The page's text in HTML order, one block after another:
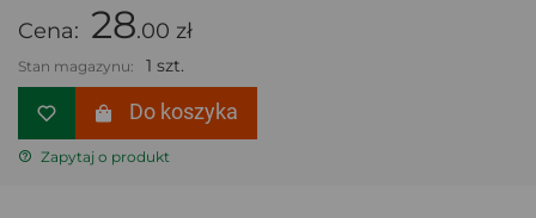
Cena: 28.00 zł
Stan magazynu: 1 szt.
Do koszyka
Zapytaj o produkt